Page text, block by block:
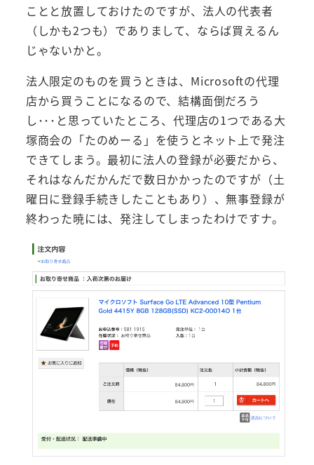
ことと放置しておけたのですが、法人の代表者
（しかも2つも）でありまして、ならば買えるん
じゃないかと。
法人限定のものを買うときは、Microsoftの代理
店から買うことになるので、結構面倒だろう
し･･･と思っていたところ、代理店の1つである大
塚商会の「たのめーる」を使うとネット上で発注
できてしまう。最初に法人の登録が必要だから、
それはなんだかんだで数日かかったのですが（土
曜日に登録手続きしたこともあり）、無事登録が
終わった暁には、発注してしまったわけですナ。